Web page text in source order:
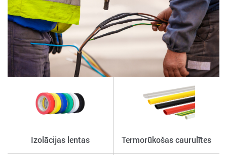
Izolācijas lentas Termorūkošas caurulītes